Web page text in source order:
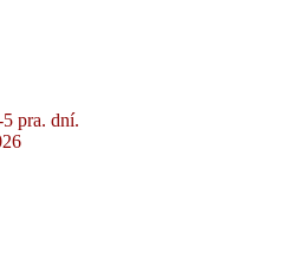
pra. dní.